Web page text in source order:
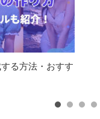
め～オンライン